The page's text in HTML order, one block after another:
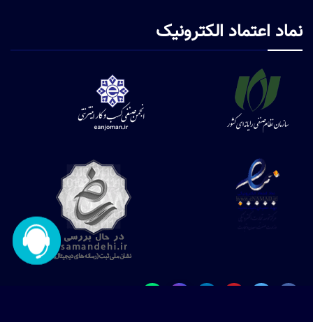
نماد اعتماد الکترونیک